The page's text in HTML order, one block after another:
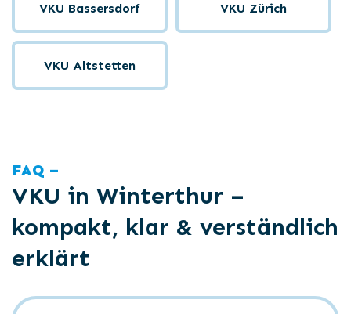
VKU Bassersdorf VKU Zürich
VKU Altstetten
FAQ –
VKU in Winterthur –
kompakt, klar & verständlich
erklärt